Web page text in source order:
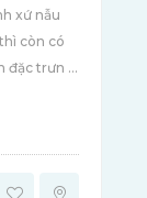
xứ nẫu
còn có
đặc trưn ...